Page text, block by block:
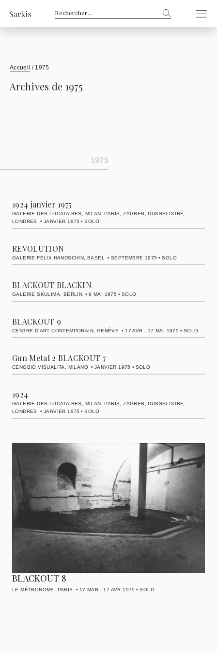
Rechercher :
Accueil / 1975
Archives de 1975
1975
1924 janvier 1975
GALERIE DES LOCATAIRES, MILAN, PARIS, ZAGREB, DÜSSELDORF,
LONDRES
JANVIER 1975 SOLO
REVOLUTION
GALERIE FELIX HANDSCHIN, BASEL SEPTEMBRE 1975 SOLO
BLACKOUT BLACKIN
GALERIE SKULIMA, BERLIN 9 MAI 1975 SOLO
BLACKOUT 9
CENTRE D’ART CONTEMPORAIN, GENÈVE 17 AVR - 17 MAI 1975 SOLO
Gun Metal 2 BLACKOUT 7
CENOBIO VISUALITA, MILANO JANVIER 1975 SOLO
1924
GALERIE DES LOCATAIRES, MILAN, PARIS, ZAGREB, DÜSSELDORF,
LONDRES
JANVIER 1975 SOLO
BLACKOUT 8
LE MÉTRONOME, PARIS 17 MAR - 17 AVR 1975 SOLO